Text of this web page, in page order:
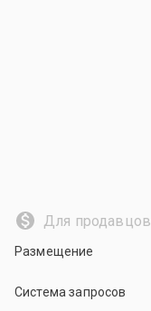
Для продавцов
Размещение
Система запросов